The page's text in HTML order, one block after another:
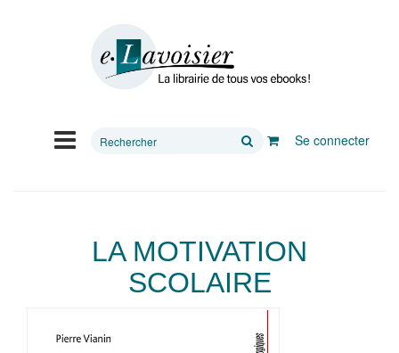
Rechercher
Se connecter
LA MOTIVATION
SCOLAIRE